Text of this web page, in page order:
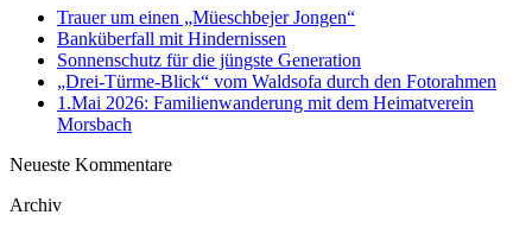
Trauer um einen „Müeschbejer Jongen“
Banküberfall mit Hindernissen
Sonnenschutz für die jüngste Generation
„Drei-Türme-Blick“ vom Waldsofa durch den Fotorahmen
1.Mai 2026: Familienwanderung mit dem Heimatverein
Morsbach
Neueste Kommentare
Archiv